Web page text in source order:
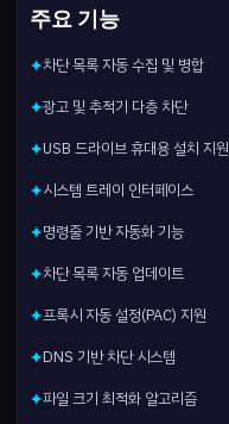
주요 기능
✦차단 목록 자동 수집 및 병합
✦광고 및 추적기 다층 차단
✦USB 드라이브 휴대용 설치 지원
✦시스템 트레이 인터페이스
✦명령줄 기반 자동화 기능
✦차단 목록 자동 업데이트
✦프록시 자동 설정(PAC) 지원
✦DNS 기반 차단 시스템
✦파일 크기 최적화 알고리즘